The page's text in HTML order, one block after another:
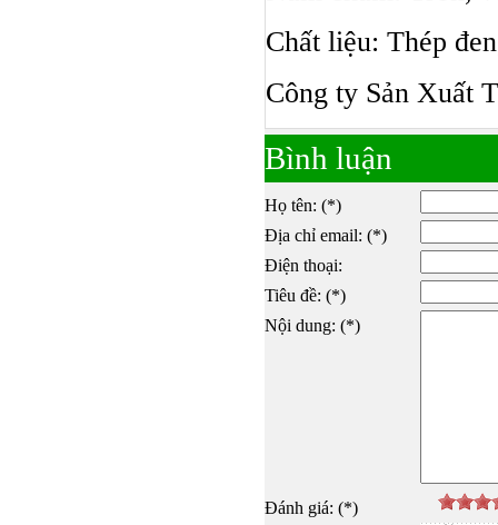
Chất liệu: Thép
Công ty Sản Xuất
Bình luận
Họ tên: (*)
Địa chỉ email: (*)
Điện thoại:
Tiêu đề: (*)
Nội dung: (*)
Đánh giá: (*)